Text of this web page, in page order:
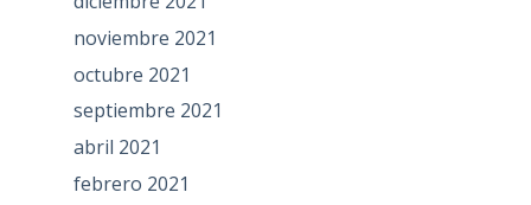
noviembre 2021
octubre 2021
septiembre 2021
abril 2021
febrero 2021